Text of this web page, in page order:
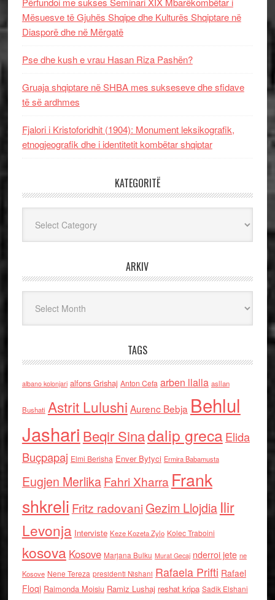
Mësuesve të Gjuhës Shqipe dhe Kulturës Shqiptare në
Diasporë dhe në Mërgatë
Pse dhe kush e vrau Hasan Riza Pashën?
Gruaja shqiptare në SHBA mes sukseseve dhe sfidave
të së ardhmes
Fjalori i Kristoforidhit (1904): Monument leksikografik,
etnogjeografik dhe i identitetit kombëtar shqiptar
KATEGORITË
ARKIV
TAGS
albano kolonjari alfons Grishaj Anton Cefa arben llalla asllan
Bushati Astrit Lulushi Aurenc Bebja Behlul
Jashari Beqir Sinadalip grecaElida
Buçpapaj Elmi Berisha Enver Bytyci Ermira Babamusta
Eugjen MerlikaFahri Xharra Frank
shkreli Fritz radovaniGezim Llojdia Ilir
Levonja Interviste Keze Kozeta Zylo Kolec Traboini
kosova Kosove Marjana Bulku Murat Gecaj nderroi jete ne
Kosove Nene Tereza presidenti Nishani Rafaela Prifti Rafael
Floqi Raimonda Moisiu Ramiz Lushaj reshat kripa Sadik Elshani